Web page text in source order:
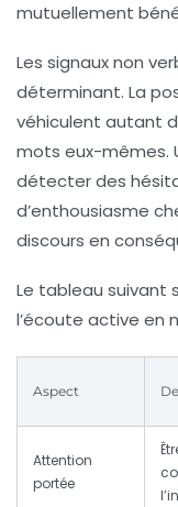
mutuellement
Les signaux non
déterminant. La
véhiculent autant
mots eux-mêmes.
détecter des
d’enthousiasme
discours en
Le tableau suivant
l’écoute active en
Aspect
Attention
portée